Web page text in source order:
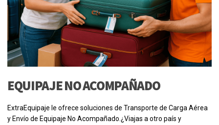
EQUIPAJE NO ACOMPAÑADO
ExtraEquipaje le ofrece soluciones de Transporte de Carga Aérea
y Envío de Equipaje No Acompañado.¿Viajas a otro país y